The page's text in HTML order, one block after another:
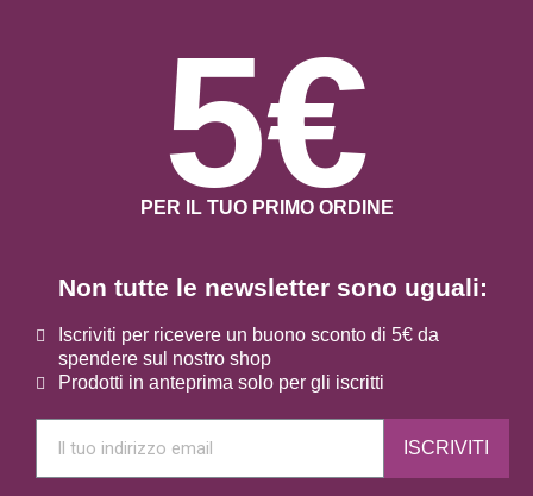
Non tutte le newsletter sono uguali:
Iscriviti per ricevere un buono sconto di 5€ da
spendere sul nostro shop
Prodotti in anteprima solo per gli iscritti
ISCRIVITI
5€
PER IL TUO PRIMO ORDINE